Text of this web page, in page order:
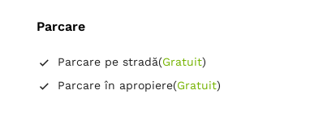
Parcare
Parcare pe stradă(Gratuit)
Parcare în apropiere(Gratuit)